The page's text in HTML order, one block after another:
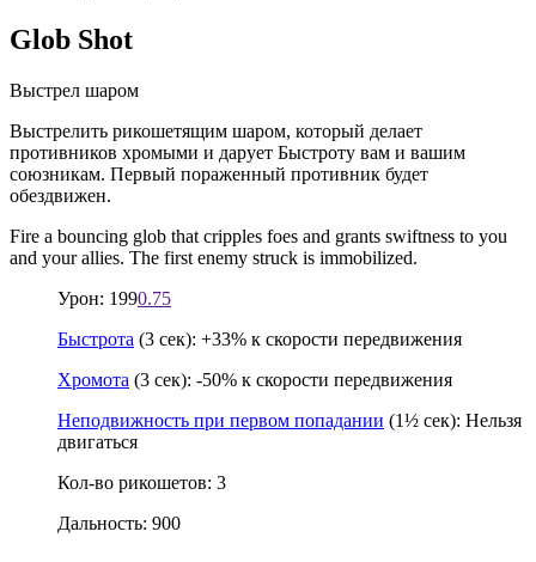
Glob Shot
Выстрел шаром
Выстрелить рикошетящим шаром, который делает
противников хромыми и дарует Быстроту вам и вашим
союзникам. Первый пораженный противник будет
обездвижен.
Fire a bouncing glob that cripples foes and grants swiftness to you
and your allies. The first enemy struck is immobilized.
Урон: 1990.75
Быстрота (3 сек): +33% к скорости передвижения
Хромота (3 сек): -50% к скорости передвижения
Неподвижность при первом попадании (1½ сек): Нельзя
двигаться
Кол-во рикошетов: 3
Дальность: 900